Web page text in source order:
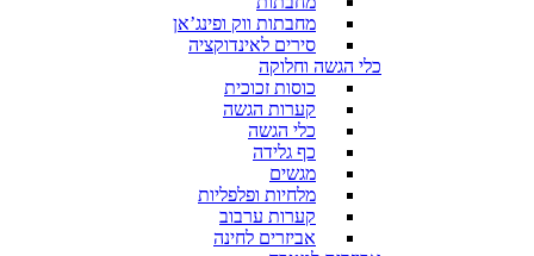
מחבתות ווק ופינג’אן
סירים לאינדוקציה
כלי הגשה וחלוקה
כוסות זכוכית
קערות הגשה
כלי הגשה
כף גלידה
מגשים
מלחיות ופלפליות
קערות ערבוב
אביזרים לחינה